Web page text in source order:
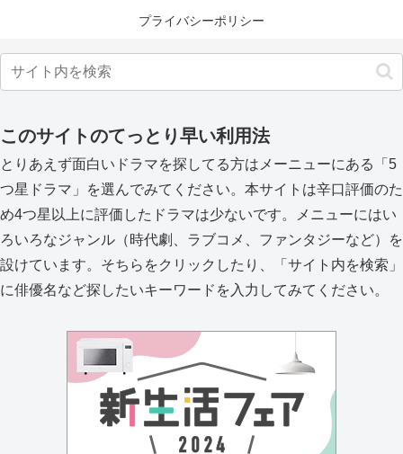
プライバシーポリシー
このサイトのてっとり早い利用法
とりあえず面白いドラマを探してる方はメーニューにある「5
つ星ドラマ」を選んでみてください。本サイトは辛口評価のた
め4つ星以上に評価したドラマは少ないです。メニューにはい
ろいろなジャンル（時代劇、ラブコメ、ファンタジーなど）を
設けています。そちらをクリックしたり、「サイト内を検索」
に俳優名など探したいキーワードを入力してみてください。